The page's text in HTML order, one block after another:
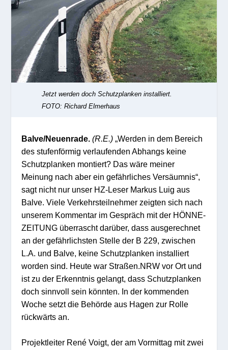
Jetzt werden doch Schutzplanken installiert.
FOTO: Richard Elmerhaus
Balve/Neuenrade. (R.E.) „Werden in dem Bereich
des stufenförmig verlaufenden Abhangs keine
Schutzplanken montiert? Das wäre meiner
Meinung nach aber ein gefährliches Versäumnis“,
sagt nicht nur unser HZ-Leser Markus Luig aus
Balve. Viele Verkehrsteilnehmer zeigten sich nach
unserem Kommentar im Gespräch mit der HÖNNE-
ZEITUNG überrascht darüber, dass ausgerechnet
an der gefährlichsten Stelle der B 229, zwischen
L.A. und Balve, keine Schutzplanken installiert
worden sind. Heute war Straßen.NRW vor Ort und
ist zu der Erkenntnis gelangt, dass Schutzplanken
doch sinnvoll sein könnten. In der kommenden
Woche setzt die Behörde aus Hagen zur Rolle
rückwärts an.
Projektleiter René Voigt, der am Vormittag mit zwei